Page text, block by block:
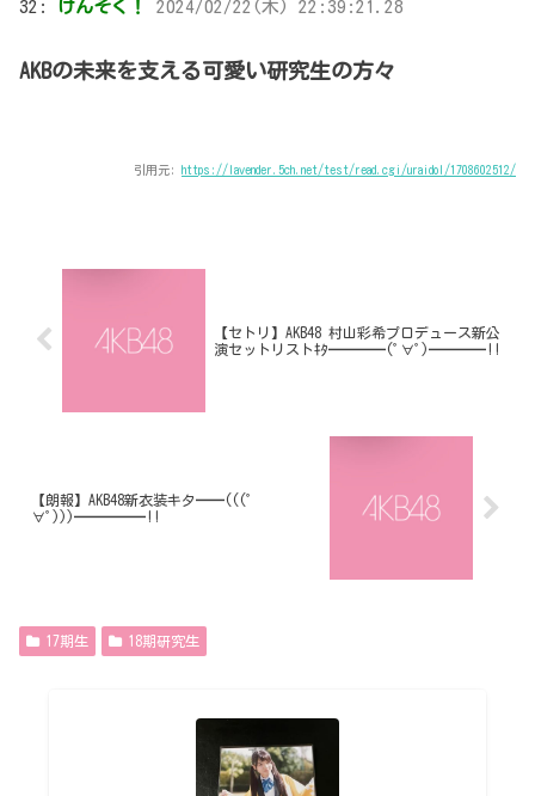
32: けんそく！ 2024/02/22(木) 22:39:21.28
AKBの未来を支える可愛い研究生の方々
引用元: https://lavender.5ch.net/test/read.cgi/uraidol/1708602512/
【セトリ】AKB48 村山彩希プロデュース新公
演セットリストｷﾀ━━━━(ﾟ∀ﾟ)━━━━!!
【朗報】AKB48新衣装キタ━━(((ﾟ
∀ﾟ)))━━━━━!!
17期生 18期研究生